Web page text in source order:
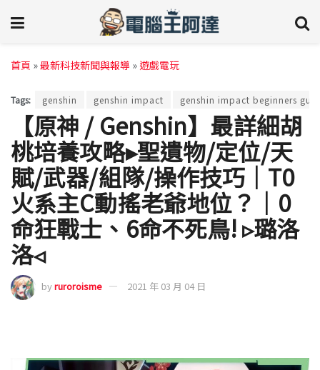
首頁 »最新科技新聞與報導 »遊戲電玩
Tags: genshin genshin impact genshin impact beginners
【原神 / Genshin】最詳細胡
桃培養攻略▸聖遺物/定位/天
賦/武器/組隊/操作技巧｜T0
火系主C動搖老爺地位？｜0
命狂戰士、6命不死鳥! ▹璐洛
洛◃
byruroroisme 2021 年 03 月 04 日